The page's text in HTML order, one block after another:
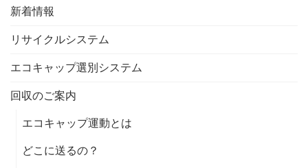
新着情報
リサイクルシステム
エコキャップ選別システム
回収のご案内
エコキャップ運動とは
どこに送るの？